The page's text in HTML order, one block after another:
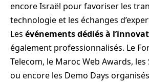
encore Israël pour favoriser les
technologie et les échanges
Les événements dédiés à
également professionnalisés. Le
Telecom, le Maroc Web Awards,
ou encore les Demo Days